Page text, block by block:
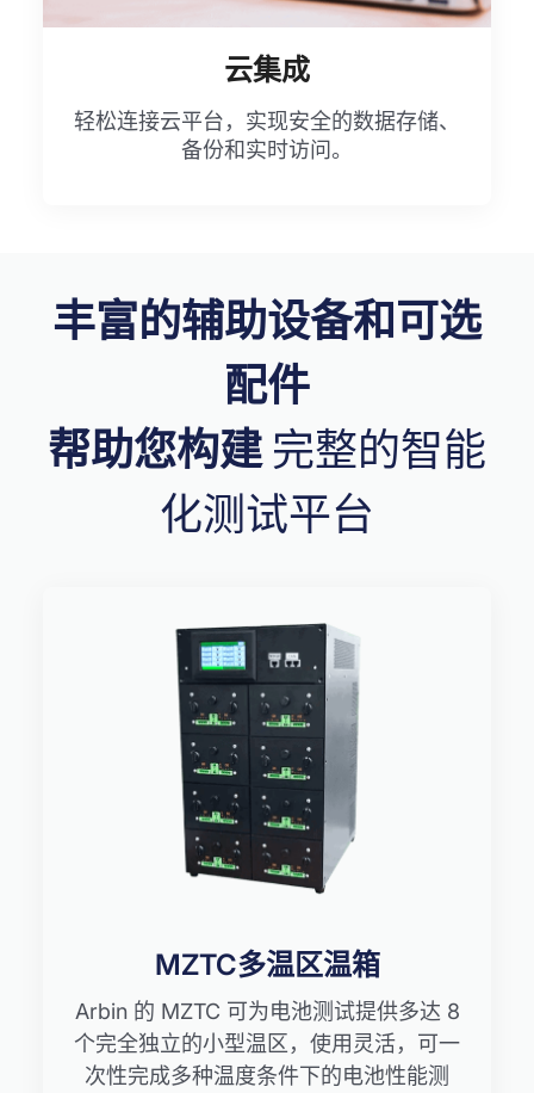
云集成
轻松连接云平台，实现安全的数据存储、
备份和实时访问。
丰富的辅助设备和可选
配件
帮助您构建 完整的智能
化测试平台
MZTC多温区温箱
Arbin 的 MZTC 可为电池测试提供多达 8
个完全独立的小型温区，使用灵活，可一
次性完成多种温度条件下的电池性能测